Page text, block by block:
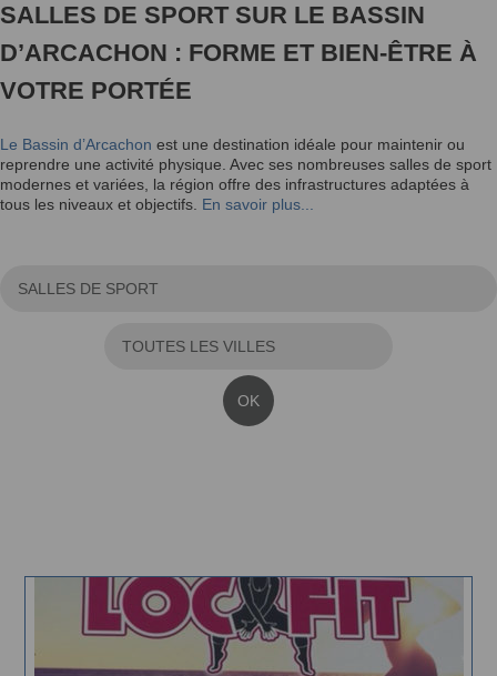
SALLES DE SPORT SUR LE BASSIN
D’ARCACHON : FORME ET BIEN-ÊTRE À
VOTRE PORTÉE
Le Bassin d’Arcachon est une destination idéale pour maintenir ou
reprendre une activité physique. Avec ses nombreuses salles de sport
modernes et variées, la région offre des infrastructures adaptées à
tous les niveaux et objectifs. En savoir plus...
OK